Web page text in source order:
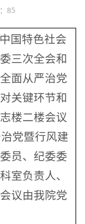
85
国特色社会
三次全会和
面从严治党
关键环节和
楼二楼会议
党暨行风建
员、纪委委
室负责人、
议由我院党